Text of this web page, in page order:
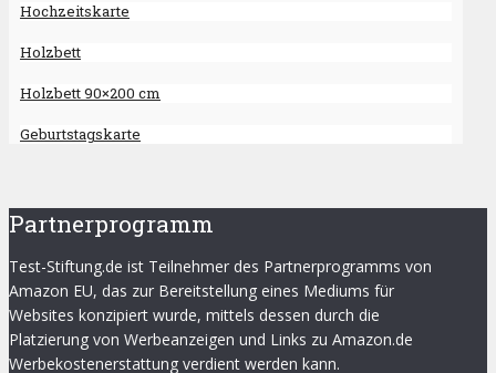
Hochzeitskarte
Holzbett
Holzbett 90×200 cm
Geburtstagskarte
Partnerprogramm
Test-Stiftung.de ist Teilnehmer des Partnerprogramms von
Amazon EU, das zur Bereitstellung eines Mediums für
Websites konzipiert wurde, mittels dessen durch die
Platzierung von Werbeanzeigen und Links zu Amazon.de
Werbekostenerstattung verdient werden kann.